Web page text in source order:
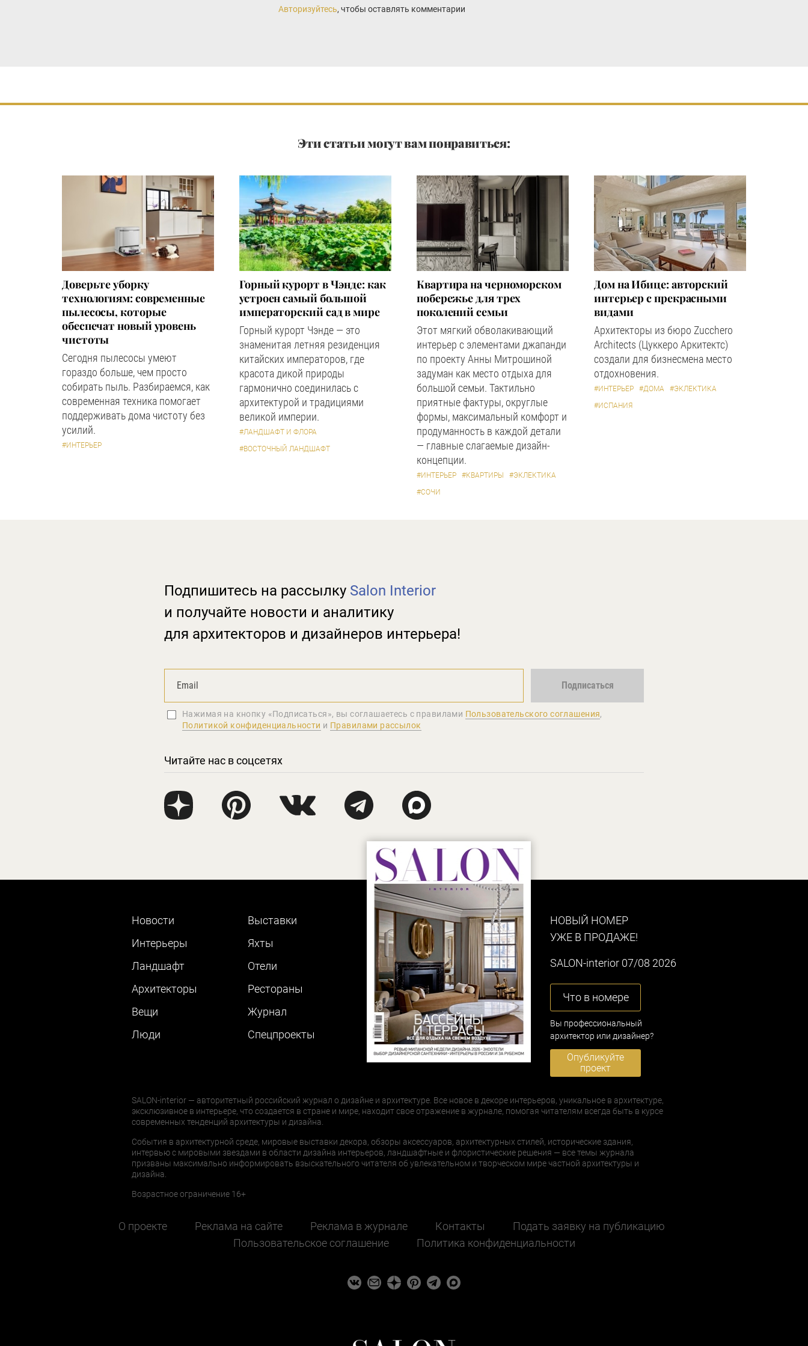
Авторизуйтесь, чтобы оставлять комментарии
Эти статьи могут вам понравиться:
Доверьте уборку
технологиям: современные
пылесосы, которые
обеспечат новый уровень
чистоты
Сегодня пылесосы умеют
гораздо больше, чем просто
собирать пыль. Разбираемся, как
современная техника помогает
поддерживать дома чистоту без
усилий.
#ИНТЕРЬЕР
Горный курорт в Чэнде: как
устроен самый большой
императорский сад в мире
Горный курорт Чэнде — это
знаменитая летняя резиденция
китайских императоров, где
красота дикой природы
гармонично соединилась с
архитектурой и традициями
великой империи.
#ЛАНДШАФТ И ФЛОРА
#ВОСТОЧНЫЙ ЛАНДШАФТ
Квартира на черноморском
побережье для трех
поколений семьи
Этот мягкий обволакивающий
интерьер с элементами джапанди
по проекту Анны Митрошиной
задуман как место отдыха для
большой семьи. Тактильно
приятные фактуры, округлые
формы, максимальный комфорт и
продуманность в каждой детали
— главные слагаемые дизайн-
концепции.
#ИНТЕРЬЕР #КВАРТИРЫ
#ЭКЛЕКТИКА
#СОЧИ
Дом на Ибице: авторский
интерьер с прекрасными
видами
Архитекторы из бюро Zucchero
Architects (Цуккеро Аркитектс)
создали для бизнесмена место
отдохновения.
#ИНТЕРЬЕР #ДОМА
#ЭКЛЕКТИКА
#ИСПАНИЯ
Подпишитесь на рассылку Salon Interior
и получайте новости и аналитику
для архитекторов и дизайнеров интерьера!
Подписаться
Нажимая на кнопку «Подписаться», вы соглашаетеcь с правилами Пользовательского соглашения,
Политикой конфиденциальности и Правилами рассылок
Читайте нас в соцсетях
Новости
Интерьеры
Ландшафт
Архитекторы
Вещи
Люди
Выставки
Яхты
Отели
Рестораны
Журнал
Cпецпроекты
НОВЫЙ НОМЕР
УЖЕ В ПРОДАЖЕ!
SALON-interior 07/08 2026
Что в номере
Вы профессиональный
архитектор или дизайнер?
Опубликуйте
проект
SALON-interior — авторитетный российский журнал о дизайне и архитектуре. Все новое в декоре интерьеров, уникальное в архитектуре,
эксклюзивное в интерьере, что создается в стране и мире, находит свое отражение в журнале, помогая читателям всегда быть в курсе
современных тенденций архитектуры и дизайна.
События в архитектурной среде, мировые выставки декора, обзоры аксессуаров, архитектурных стилей, исторические здания,
интервью с мировыми звездами в области дизайна интерьеров, ландшафтные и флористические решения — все темы журнала
призваны максимально информировать взыскательного читателя об увлекательном и творческом мире частной архитектуры и
дизайна.
Возрастное ограничение 16+
О проекте Реклама на сайте Реклама в журнале Контакты
Подать заявку на публикацию
Пользовательское соглашение
Политика конфиденциальности